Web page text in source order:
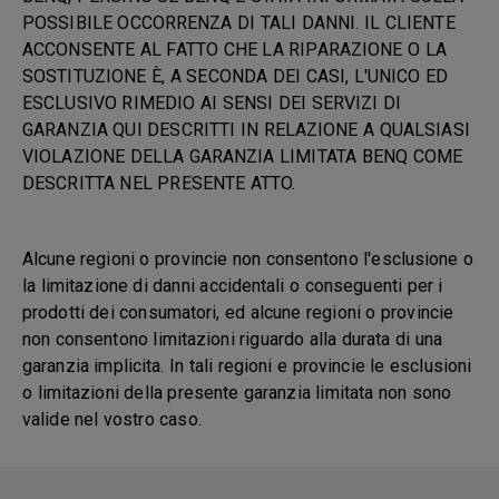
POSSIBILE OCCORRENZA DI TALI DANNI. IL CLIENTE
ACCONSENTE AL FATTO CHE LA RIPARAZIONE O LA
SOSTITUZIONE È, A SECONDA DEI CASI, L'UNICO ED
ESCLUSIVO RIMEDIO AI SENSI DEI SERVIZI DI
GARANZIA QUI DESCRITTI IN RELAZIONE A QUALSIASI
VIOLAZIONE DELLA GARANZIA LIMITATA BENQ COME
DESCRITTA NEL PRESENTE ATTO.
Alcune regioni o provincie non consentono l'esclusione o
la limitazione di danni accidentali o conseguenti per i
prodotti dei consumatori, ed alcune regioni o provincie
non consentono limitazioni riguardo alla durata di una
garanzia implicita. In tali regioni e provincie le esclusioni
o limitazioni della presente garanzia limitata non sono
valide nel vostro caso.